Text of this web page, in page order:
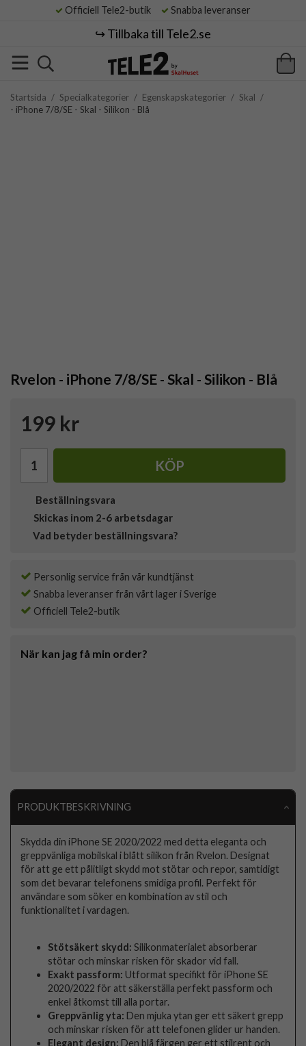
Officiell Tele2-butik Snabba leveranser
↪️ Tillbaka till Tele2.se
Startsida / Specialkategorier / Egenskapskategorier / Skal /
- iPhone 7/8/SE - Skal - Silikon - Blå
Rvelon - iPhone 7/8/SE - Skal - Silikon - Blå
199 kr
KÖP
Beställningsvara
Skickas inom 2-6 arbetsdagar
Vad betyder beställningsvara?
Personlig service från vår kundtjänst
Snabba leveranser från vårt lager i Sverige
Officiell Tele2-butik
När kan jag få min order?
PRODUKTBESKRIVNING
Skydda din iPhone SE 2020/2022 med detta eleganta och
greppvänliga mobilskal i blått silikon från Rvelon. Designat
för att ge ett pålitligt skydd mot stötar och repor, samtidigt
som det bevarar telefonens smidiga profil. Perfekt för
användare som söker en kombination av stil och
funktionalitet i vardagen.
Stötsäkert skydd: Silikonmaterialet absorberar
stötar och minskar risken för skador vid fall.
Exakt passform: Utformat specifikt för iPhone SE
2020/2022 för att säkerställa perfekt passform och
enkel åtkomst till alla portar.
Greppvänlig yta: Den mjuka ytan ger ett säkert grepp
och minskar risken för att telefonen glider ur handen.
Elegant design: Den blå färgen ger ett stilrent och